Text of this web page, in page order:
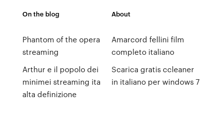
On the blog
Phantom of the opera
streaming
Arthur e il popolo dei
minimei streaming ita
alta definizione
About
Amarcord fellini film
completo italiano
Scarica gratis ccleaner
in italiano per windows 7